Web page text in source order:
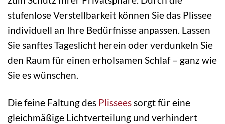
stufenlose Verstellbarkeit können Sie das Plissee
individuell an Ihre Bedürfnisse anpassen. Lassen
Sie sanftes Tageslicht herein oder verdunkeln Sie
den Raum für einen erholsamen Schlaf – ganz wie
Sie es wünschen.
Die feine Faltung des Plissees sorgt für eine
gleichmäßige Lichtverteilung und verhindert